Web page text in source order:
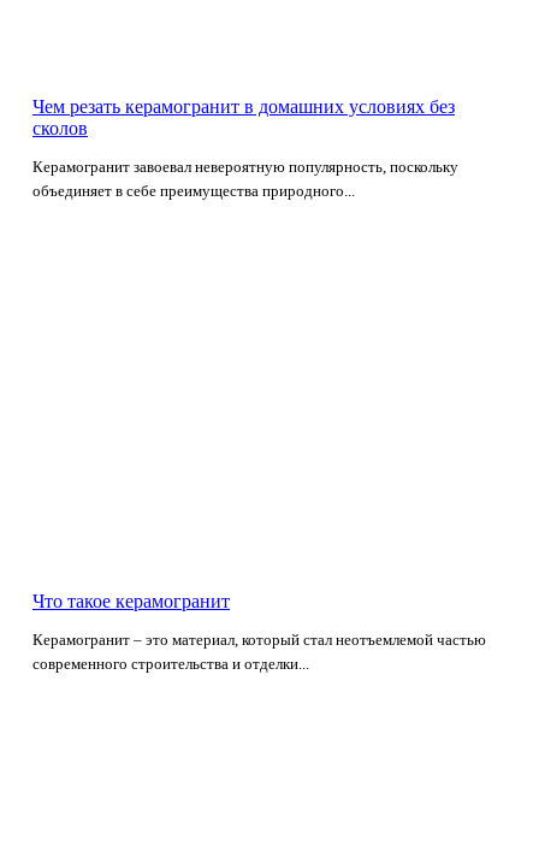
Чем резать керамогранит в домашних условиях без
сколов
Керамогранит завоевал невероятную популярность, поскольку
объединяет в себе преимущества природного...
Что такое керамогранит
Керамогранит – это материал, который стал неотъемлемой частью
современного строительства и отделки...